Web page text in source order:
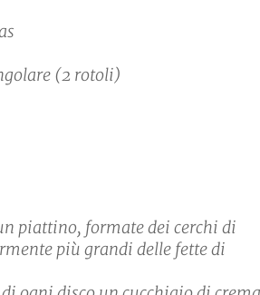
(2 rotoli)
piattino, formate dei cerchi di
più grandi delle fette di